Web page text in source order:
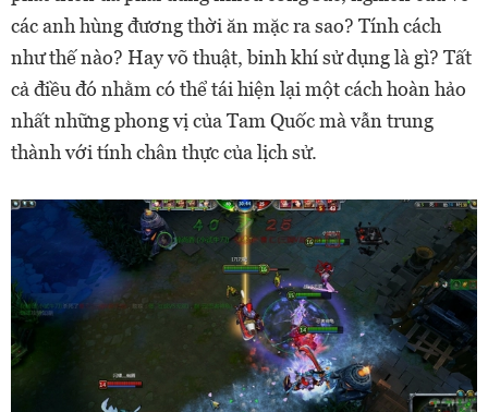
các anh hùng đương thời ăn mặc ra sao? Tính cách
như thế nào? Hay võ thuật, binh khí sử dụng là gì? Tất
cả điều đó nhằm có thể tái hiện lại một cách hoàn hảo
nhất những phong vị của Tam Quốc mà vẫn trung
thành với tính chân thực của lịch sử.